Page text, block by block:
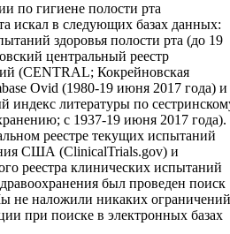
по гигиене полости рта
искал в следующих базах данных:
здоровья полости рта (до 19
центральный реестр
(CENTRAL; Кокрейновская
Ovid (1980-19 июня 2017 года) и
литературы по
с 1937-19 июня 2017 года).
реестре текущих испытаний
США (ClinicalTrials.gov) и
реестра клинических испытаний
был проведен поиск
не наложили никаких ограничений
при поиске в электронных базах